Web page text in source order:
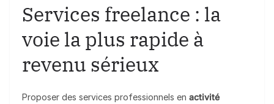
Services freelance : la
voie la plus rapide à
revenu sérieux
Proposer des services professionnels en activité